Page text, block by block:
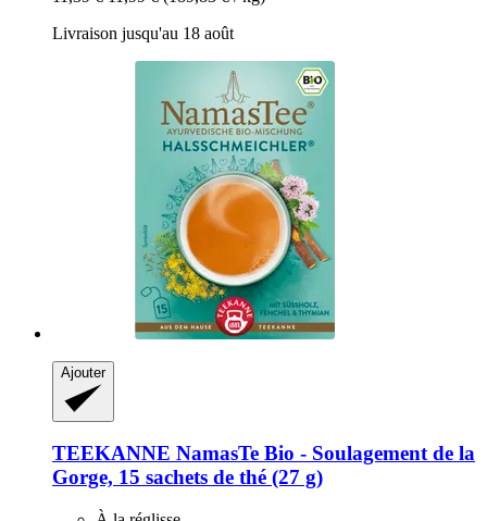
Livraison jusqu'au 18 août
Ajouter
TEEKANNE NamasTe Bio -​ Soulagement de la
Gorge, 15 sachets de thé (27 g)